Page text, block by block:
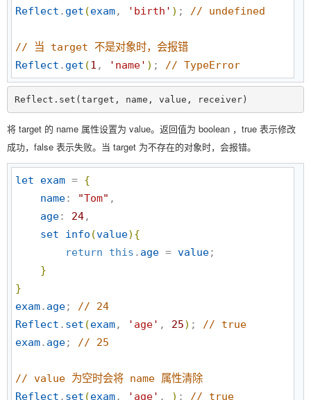
Reflect . get (exam, ' birth ' ) ; // undefined
// 当 target 不是对象时，会报错
Reflect . get (1 , ' name' ) ; // TypeError
Reflect.set(target, name, value, receiver)
将 target 的 name 属性设置为 value。返回值为 boolean ，true 表示修改
成功，false 表示失败。当 target 为不存在的对象时，会报错。
let exam = {
name: "Tom" ,
age: 24,
set
info (value) {
return
this . age = value;
}
}
exam. age; // 24
Reflect . set (exam, ' age' , 25) ; // true
exam. age; // 25
// value 为空时会将 name 属性清除
Reflect . set (exam, ' age' , ) ; // true